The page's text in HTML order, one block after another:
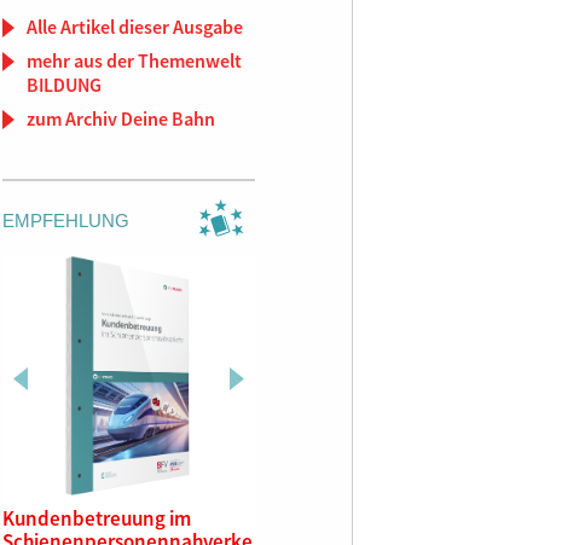
Alle Artikel dieser Ausgabe
mehr aus der Themenwelt
BILDUNG
zum Archiv Deine Bahn
EMPFEHLUNG
Kundenbetreuung im